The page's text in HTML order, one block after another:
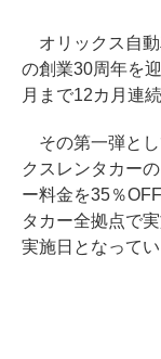
オリックス自動
の創業30周年を
月まで12カ月連
その第一弾とし
クスレンタカー
ー料金を35％
タカー全拠点で
実施日となってい